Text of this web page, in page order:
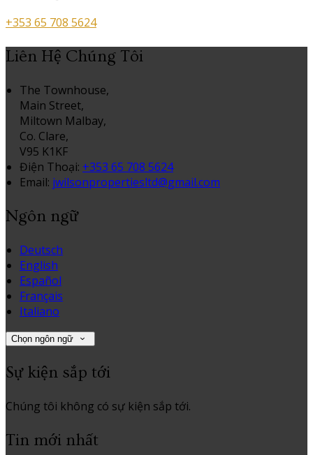
+353 65 708 5624
Liên Hệ Chúng Tôi
The Townhouse,
Main Street,
Miltown Malbay,
Co. Clare,
V95 K1KF
Điện Thoại: +353 65 708 5624
Email: jwilsonpropertiesltd@gmail.com
Ngôn ngữ
Deutsch
English
Español
Français
Italiano
Chọn ngôn ngữ
Sự kiện sắp tới
Chúng tôi không có sự kiện sắp tới.
Tin mới nhất